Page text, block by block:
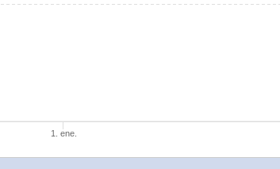
1. ene.